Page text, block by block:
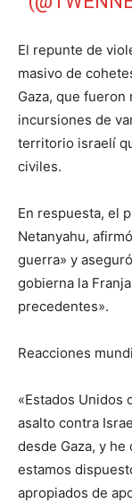
El repunte de
masivo de
Gaza, que
incursiones de
territorio israelí
civiles.
En respuesta, el
Netanyahu,
guerra» y
gobierna la
precedentes».
Reacciones
«Estados Unidos
asalto contra
desde Gaza, y
estamos
apropiados de